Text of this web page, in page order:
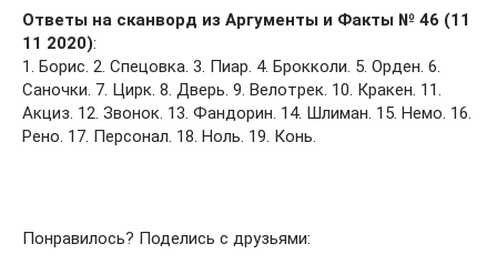
Ответы на сканворд из Аргументы и Факты № 46 (11
11 2020):
1. Борис. 2. Спецовка. 3. Пиар. 4. Брокколи. 5. Орден. 6.
Саночки. 7. Цирк. 8. Дверь. 9. Велотрек. 10. Кракен. 11.
Акциз. 12. Звонок. 13. Фандорин. 14. Шлиман. 15. Немо. 16.
Рено. 17. Персонал. 18. Ноль. 19. Конь.
Понравилось? Поделись с друзьями: